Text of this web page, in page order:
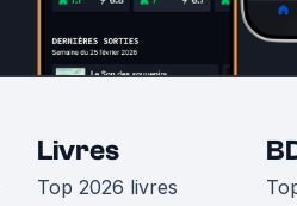
Livres
Top 2026 livres